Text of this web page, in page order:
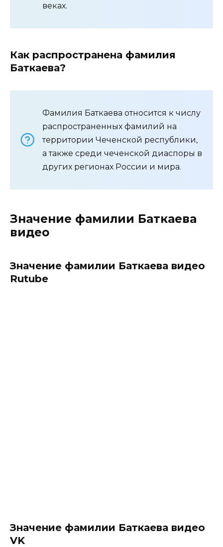
веках.
Как распространена фамилия
Баткаева?
Фамилия Баткаева относится к числу
распространенных фамилий на
территории Чеченской республики,
а также среди чеченской диаспоры в
других регионах России и мира.
Значение фамилии Баткаева
видео
Значение фамилии Баткаева видео
Rutube
Значение фамилии Баткаева видео
VK